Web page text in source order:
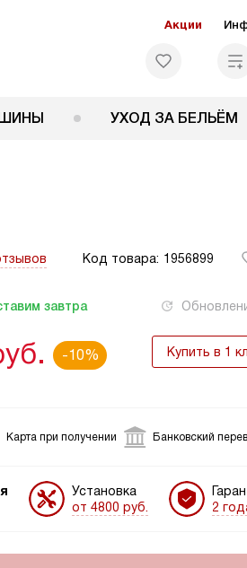
Акции
УХОД ЗА БЕЛЬЁМ
Код товара: 1956899
завтра
-10%
Купить в 1
Карта при получении Банковский
Установка
от 4800 руб.
2